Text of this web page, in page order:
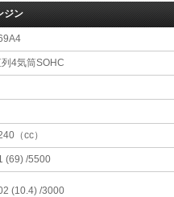
ジン
4気筒SOHC
（cc）
(69) /5500
(10.4) /3000